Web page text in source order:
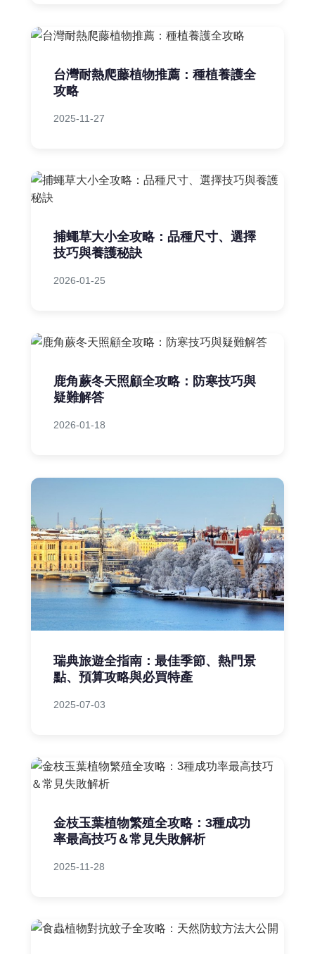
台灣耐熱爬藤植物推薦：種植養護全
攻略
2025-11-27
捕蠅草大小全攻略：品種尺寸、選擇
技巧與養護秘訣
2026-01-25
鹿角蕨冬天照顧全攻略：防寒技巧與
疑難解答
2026-01-18
瑞典旅遊全指南：最佳季節、熱門景
點、預算攻略與必買特產
2025-07-03
金枝玉葉植物繁殖全攻略：3種成功
率最高技巧＆常見失敗解析
2025-11-28